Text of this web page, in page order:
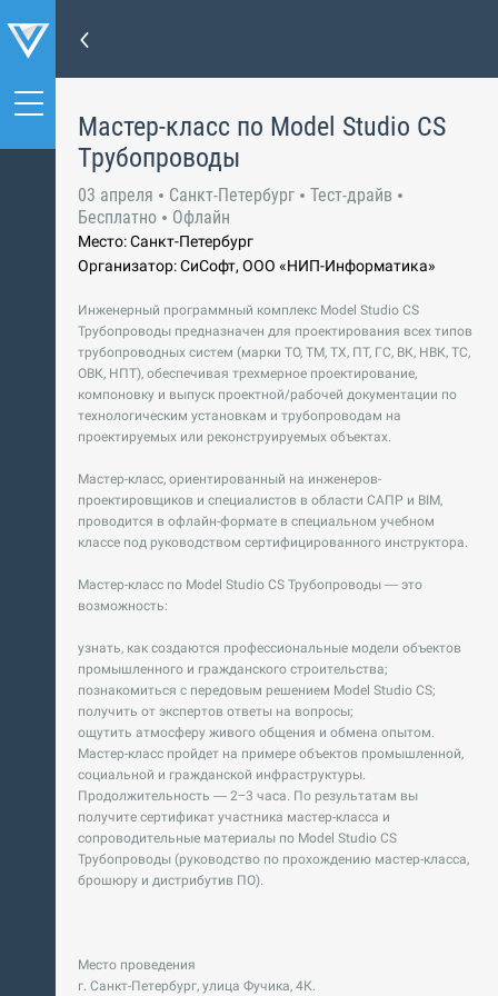
Мастер-класс по Model Studio CS
Трубопроводы
03 апреля Санкт-Петербург
Тест-драйв
Бесплатно
Офлайн
Место: Санкт-Петербург
Организатор: СиСофт, ООО «НИП-Информатика»
Инженерный программный комплекс Model Studio CS
Трубопроводы предназначен для проектирования всех типов
трубопроводных систем (марки TO, TM, TX, ПТ, ГС, ВК, НВК, ТС,
ОВК, НПТ), обеспечивая трехмерное проектирование,
компоновку и выпуск проектной/рабочей документации по
технологическим установкам и трубопроводам на
проектируемых или реконструируемых объектах.
Мастер-класс, ориентированный на инженеров-
проектировщиков и специалистов в области САПР и BIM,
проводится в офлайн-формате в специальном учебном
классе под руководством сертифицированного инструктора.
Мастер-класс по Model Studio CS Трубопроводы — это
возможность:
узнать, как создаются профессиональные модели объектов
промышленного и гражданского строительства;
познакомиться с передовым решением Model Studio CS;
получить от экспертов ответы на вопросы;
ощутить атмосферу живого общения и обмена опытом.
Мастер-класс пройдет на примере объектов промышленной,
социальной и гражданской инфраструктуры.
Продолжительность — 2−3 часа. По результатам вы
получите сертификат участника мастер-класса и
сопроводительные материалы по Model Studio CS
Трубопроводы (руководство по прохождению мастер-класса,
брошюру и дистрибутив ПО).
Место проведения
г. Санкт-Петербург, улица Фучика, 4К.